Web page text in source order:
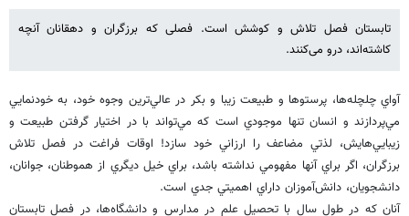
تابستان فصل تلاش و کوشش است. فصلی که برزگران و دهقانان آنچه
کاشته‌اند، درو می‌کنند.
آواي چلچله‌ها، پرستو‌ها و طبيعت زيبا و بكر در عالي‌ترين وجوه خود، به خود‌نمايي
مي‌پردازند و انسان تنها موجودي است كه مي‌تواند با در اختيار گرفتن طبيعت و
زيبايي‌هايش، لذتي مضاعف را ارزاني خود سازد! اوقات فراغت در فصل تلاش
برزگران، اگر براي آنها مفهومي نداشته باشد، براي خيل ديگري از هموطنان، جوانان،
دانشجويان، دانش‌آموزان داراي اهميتي جدي است.
آنان كه در طول سال با تحصيل علم در مدارس و دانشگاه‌ها، در فصل تابستان